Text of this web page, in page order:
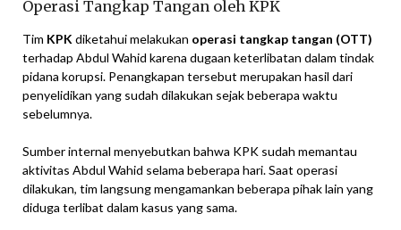
Operasi Tangkap Tangan oleh KPK
Tim KPK diketahui melakukan operasi tangkap tangan (OTT)
terhadap Abdul Wahid karena dugaan keterlibatan dalam tindak
pidana korupsi. Penangkapan tersebut merupakan hasil dari
penyelidikan yang sudah dilakukan sejak beberapa waktu
sebelumnya.
Sumber internal menyebutkan bahwa KPK sudah memantau
aktivitas Abdul Wahid selama beberapa hari. Saat operasi
dilakukan, tim langsung mengamankan beberapa pihak lain yang
diduga terlibat dalam kasus yang sama.